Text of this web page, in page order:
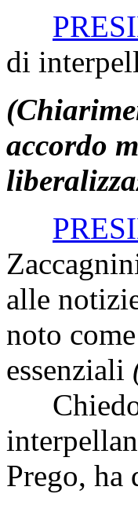
di
accordo
alle
noto
essenziali
Chiedo
Prego,